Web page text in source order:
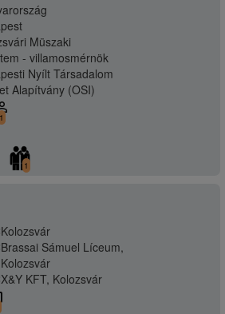
Müszaki
- villamosmérnök
Nyílt Társadalom
Alapítvány (OSI)
1
1
Kolozsvár
Brassai Sámuel Líceum,
Kolozsvár
X&Y KFT, Kolozsvár